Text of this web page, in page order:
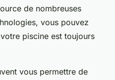
de nombreuses
vous pouvez
piscine est toujours
vous permettre de